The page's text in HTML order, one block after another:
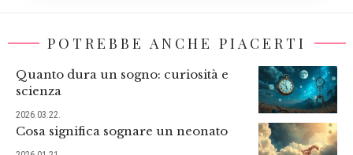
POTREBBE ANCHE PIACERTI
Quanto dura un sogno: curiosità e
scienza
2026.03.22.
Cosa significa sognare un neonato